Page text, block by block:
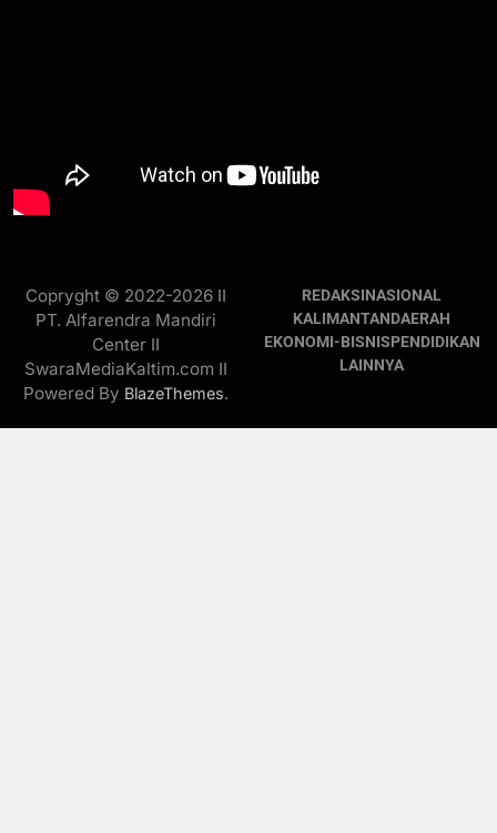
Copryght © 2022-2026 II
PT. Alfarendra Mandiri
Center II
SwaraMediaKaltim.com II
Powered By BlazeThemes.
REDAKSINASIONAL
KALIMANTANDAERAH
EKONOMI-BISNISPENDIDIKAN
LAINNYA